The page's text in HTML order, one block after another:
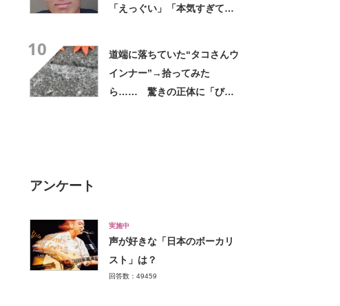
「えっぐい」「本気すぎて尊
10
道端に落ちていた“タコさんウ
インナー”→拾ってみた
ら…… 驚きの正体に「びっ
アンケート
実施中
声が好きな「日本のボーカリ
スト」は？
回答数：49459